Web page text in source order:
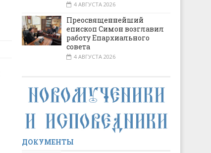
4 АВГУСТА 2026
Преосвященнейший
епископ Симон возглавил
работу Епархиального
совета
4 АВГУСТА 2026
ДОКУМЕНТЫ